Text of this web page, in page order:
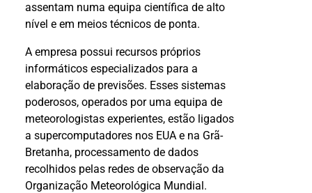
assentam numa equipa científica de alto
nível e em meios técnicos de ponta.
A empresa possui recursos próprios
informáticos especializados para a
elaboração de previsões. Esses sistemas
poderosos, operados por uma equipa de
meteorologistas experientes, estão ligados
a supercomputadores nos EUA e na Grã-
Bretanha, processamento de dados
recolhidos pelas redes de observação da
Organização Meteorológica Mundial.